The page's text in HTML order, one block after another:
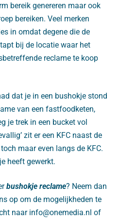
bereik genereren maar ook
bereiken. Veel merken
in omdat degene die de
bij de locatie waar het
reclame te koop
dat je in een bushokje stond
van een fastfoodketen,
je trek in een bucket vol
zit er een KFC naast de
maar even langs de KFC.
heeft gewerkt.
bushokje reclame? Neem dan
op om de mogelijkheden te
naar info@onemedia.nl of